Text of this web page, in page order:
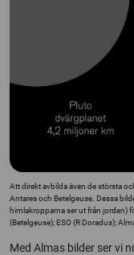
Att direkt avbilda även de största
Antares och Betelgeuse. Dessa
himlakropparna ser ut från jorden)
(Betelgeuse); ESO (R Doradus);
Med Almas bilder ser vi